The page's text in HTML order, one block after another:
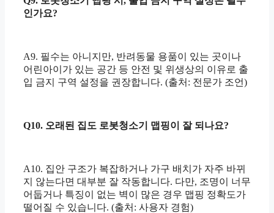
인가요?
A9. 필수는 아니지만, 반려동물 용품이 있는 곳이나
어린아이가 있는 공간 등 안전 및 위생상의 이유로 출
입 금지 구역 설정을 권장합니다. (출처: 전문가 조언)
Q10. 오래된 집도 로봇청소기 맵핑이 잘 되나요?
A10. 집안 구조가 복잡하거나 가구 배치가 자주 바뀌
지 않는다면 대부분 잘 작동합니다. 다만, 조명이 너무
어둡거나 특징이 없는 벽이 많은 경우 맵핑 정확도가
떨어질 수 있습니다. (출처: 사용자 경험)